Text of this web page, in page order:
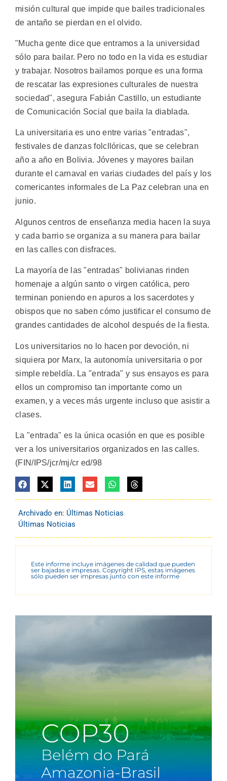
misión cultural que impide que bailes tradicionales
de antaño se pierdan en el olvido.
"Mucha gente dice que entramos a la universidad
sólo para bailar. Pero no todo en la vida es estudiar
y trabajar. Nosotros bailamos porque es una forma
de rescatar las expresiones culturales de nuestra
sociedad", asegura Fabián Castillo, un estudiante
de Comunicación Social que baila la diablada.
La universitaria es uno entre varias "entradas",
festivales de danzas folcllóricas, que se celebran
año a año en Bolivia. Jóvenes y mayores bailan
durante el carnaval en varias ciudades del país y los
comericantes informales de La Paz celebran una en
junio.
Algunos centros de enseñanza media hacen la suya
y cada barrio se organiza a su manera para bailar
en las calles con disfraces.
La mayoría de las "entradas" bolivianas rinden
homenaje a algún santo o virgen católica, pero
terminan poniendo en apuros a los sacerdotes y
obispos que no saben cómo justificar el consumo de
grandes cantidades de alcohol después de la fiesta.
Los universitarios no lo hacen por devoción, ni
siquiera por Marx, la autonomía universitaria o por
simple rebeldía. La "entrada" y sus ensayos es para
ellos un compromiso tan importante como un
examen, y a veces más urgente incluso que asistir a
clases.
La "entrada" es la única ocasión en que es posible
ver a los universitarios organizados en las calles.
(FIN/IPS/jcr/mj/cr ed/98
Archivado en: Últimas Noticias
Últimas Noticias
Este informe incluye imágenes de calidad que pueden
ser bajadas e impresas. Copyright IPS, estas imágenes
sólo pueden ser impresas junto con este informe